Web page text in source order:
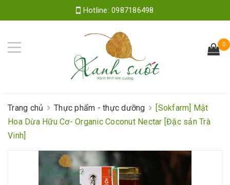
Hotline:0987186498
0
Trang chủ Thực phẩm - thực dưỡng
[Sokfarm] Mật
Hoa Dừa Hữu Cơ- Organic Coconut Nectar [Đặc sản Trà
Vinh]